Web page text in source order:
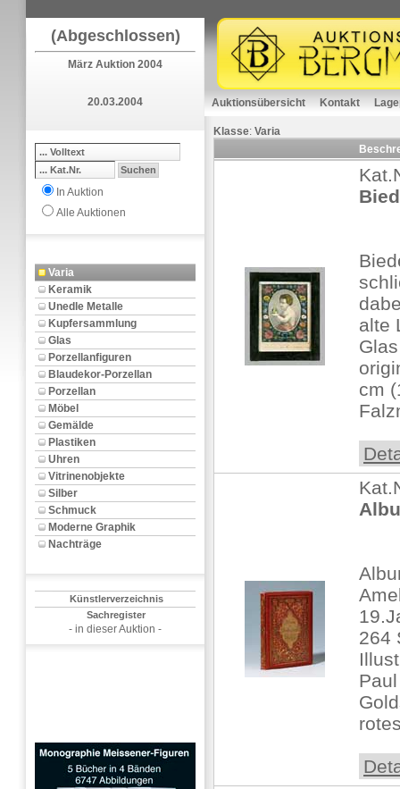
(Abgeschlossen)
März Auktion 2004
20.03.2004
In Auktion
Alle Auktionen
Varia
Keramik
Unedle Metalle
Kupfersammlung
Glas
Porzellanfiguren
Blaudekor-Porzellan
Porzellan
Möbel
Gemälde
Plastiken
Uhren
Vitrinenobjekte
Silber
Schmuck
Moderne Graphik
Nachträge
Künstlerverzeichnis
Sachregister
- in dieser Auktion -
Auktionsübersicht Kontakt
Klasse: Varia
alte
Glas
cm
264